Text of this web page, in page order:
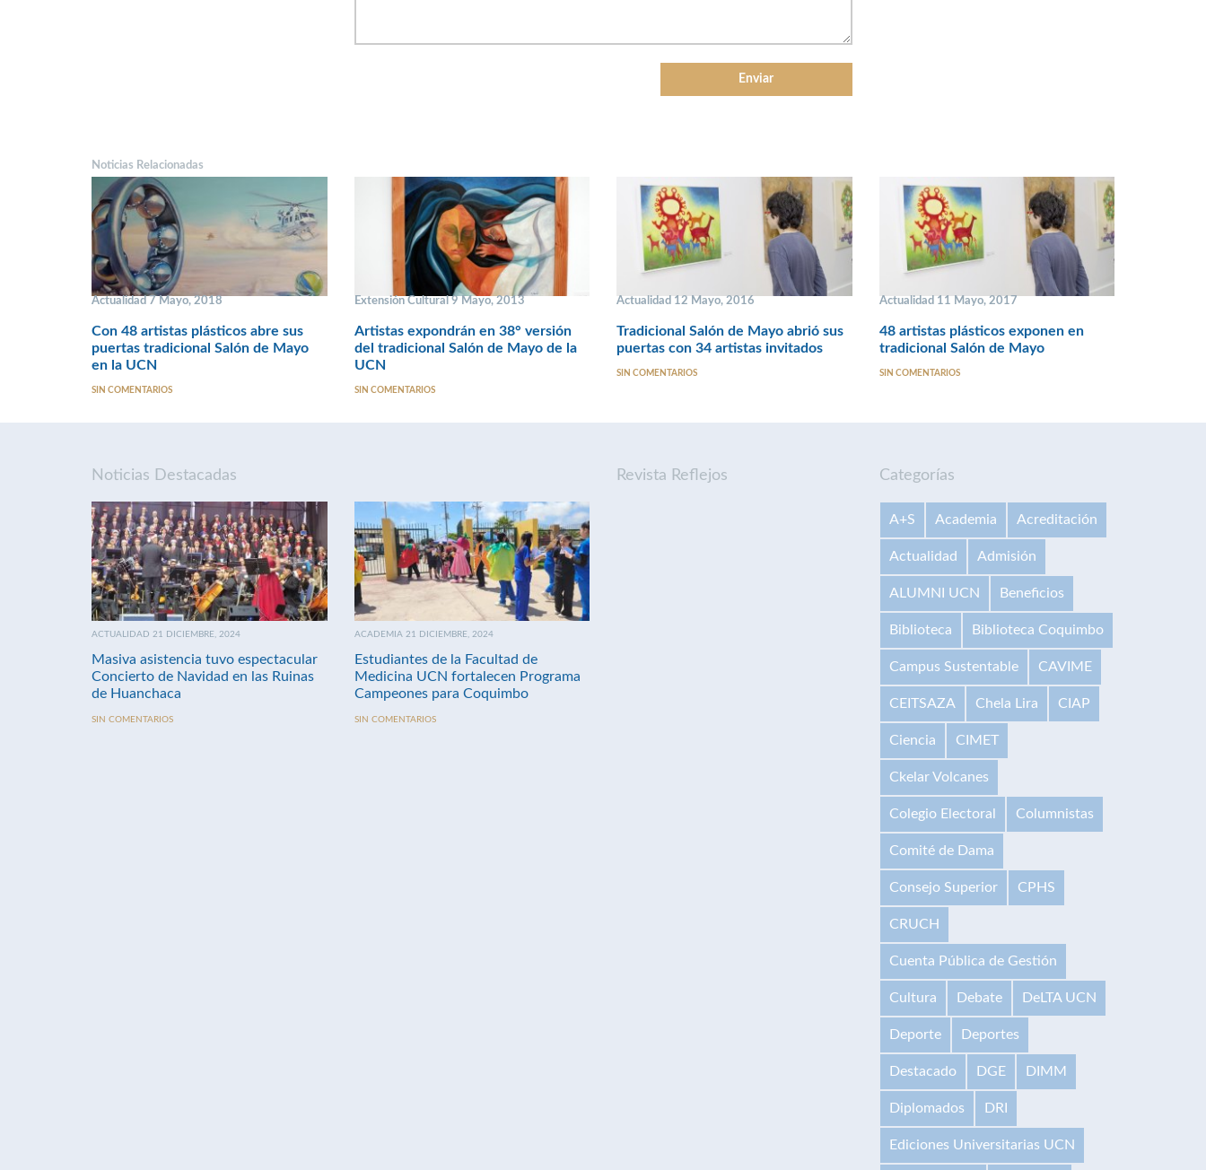
Noticias Relacionadas
Actualidad 7 Mayo, 2018
Con 48 artistas plásticos abre sus
puertas tradicional Salón de Mayo
en la UCN
SIN COMENTARIOS
Extensión Cultural 9 Mayo, 2013
Artistas expondrán en 38° versión
del tradicional Salón de Mayo de la
UCN
SIN COMENTARIOS
Actualidad 12 Mayo, 2016
Tradicional Salón de Mayo abrió sus
puertas con 34 artistas invitados
SIN COMENTARIOS
Actualidad 11 Mayo, 2017
48 artistas plásticos exponen en
tradicional Salón de Mayo
SIN COMENTARIOS
Noticias Destacadas
ACTUALIDAD 21 DICIEMBRE, 2024
Masiva asistencia tuvo espectacular
Concierto de Navidad en las Ruinas
de Huanchaca
SIN COMENTARIOS
ACADEMIA 21 DICIEMBRE, 2024
Estudiantes de la Facultad de
Medicina UCN fortalecen Programa
Campeones para Coquimbo
SIN COMENTARIOS
Revista Reflejos Categorías
A+S Academia Acreditación
Actualidad Admisión
ALUMNI UCN Beneficios
Biblioteca Biblioteca Coquimbo
Campus Sustentable CAVIME
CEITSAZA Chela Lira CIAP
Ciencia CIMET
Ckelar Volcanes
Colegio Electoral Columnistas
Comité de Dama
Consejo Superior CPHS
CRUCH
Cuenta Pública de Gestión
Cultura Debate DeLTA UCN
Deporte Deportes
Destacado DGE DIMM
Diplomados DRI
Ediciones Universitarias UCN